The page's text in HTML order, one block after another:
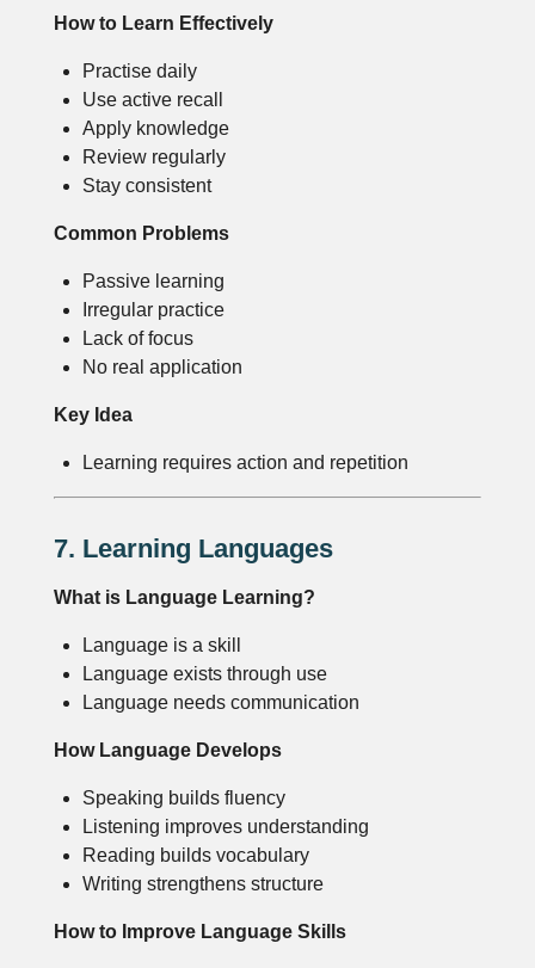
How to Learn Effectively
Practise daily
Use active recall
Apply knowledge
Review regularly
Stay consistent
Common Problems
Passive learning
Irregular practice
Lack of focus
No real application
Key Idea
Learning requires action and repetition
7. Learning Languages
What is Language Learning?
Language is a skill
Language exists through use
Language needs communication
How Language Develops
Speaking builds fluency
Listening improves understanding
Reading builds vocabulary
Writing strengthens structure
How to Improve Language Skills